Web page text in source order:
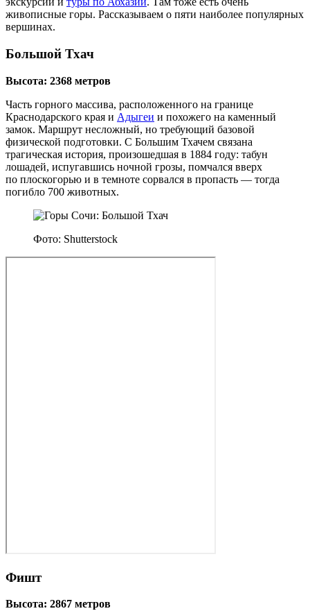
живописные горы. Рассказываем о пяти наиболее популярных
вершинах.
Большой Тхач
Высота: 2368 метров
Часть горного массива, расположенного на границе
Краснодарского края и Адыгеи и похожего на каменный
замок. Маршрут несложный, но требующий базовой
физической подготовки. С Большим Тхачем связана
трагическая история, произошедшая в 1884 году: табун
лошадей, испугавшись ночной грозы, помчался вверх
по плоскогорью и в темноте сорвался в пропасть — тогда
погибло 700 животных.
Фото: Shutterstock
Фишт
Высота: 2867 метров